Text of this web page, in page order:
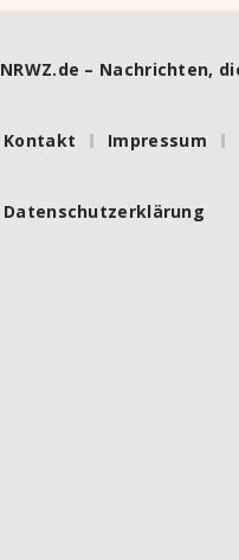
NRWZ.de – Nachrichten,
Kontakt Impressum
Datenschutzerklärung